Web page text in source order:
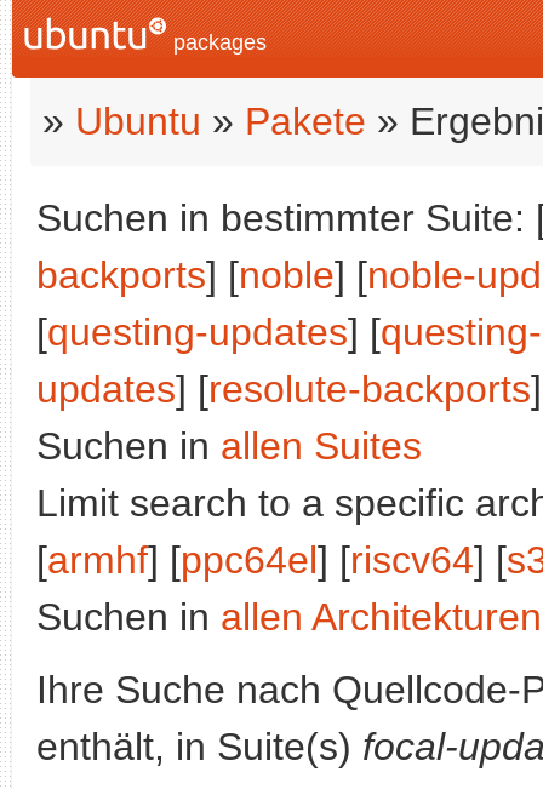
packages
» Ubuntu » Pakete »
Suchen in bestimmter Suite:
backports] [noble] [noble-
[questing-updates] [
updates] [resolute-backports
Suchen in allen Suites
Limit search to a specific
[armhf] [ppc64el] [riscv64] [
Suchen in allen Architekturen
Ihre Suche nach
enthält, in Suite(s) focal-